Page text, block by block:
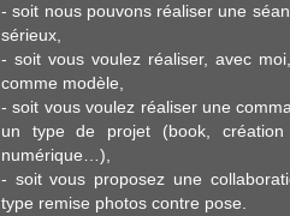
- soit nous pouvons réaliser une
sérieux,
- soit vous voulez réaliser, avec
comme modèle,
- soit vous voulez réaliser une
un type de projet (book,
numérique…),
- soit vous proposez une
type remise photos contre pose.